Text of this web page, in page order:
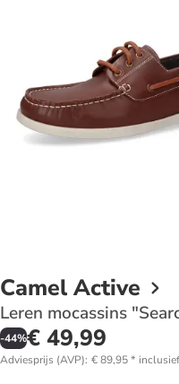
Camel Active
Leren mocassins
-44%€ 49,99
Adviesprijs (AVP): € 89,95*